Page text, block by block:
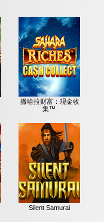
撒哈拉财富：现金收
集™
Silent Samurai